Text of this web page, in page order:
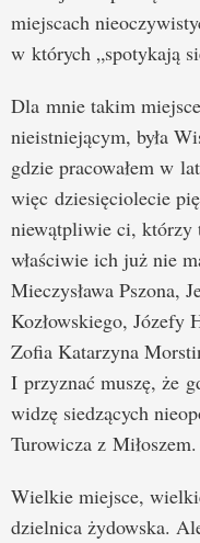
miejscach
w których „spotykają
Dla mnie takim
nieistniejącym, była
gdzie pracowałem w
więc dziesięciolecie
niewątpliwie ci, którzy
właściwie ich już nie
Mieczysława Pszona,
Kozłowskiego, Józefy
Zofia Katarzyna
I przyznać muszę, że
widzę siedzących
Turowicza z
Wielkie miejsce,
dzielnica żydowska.